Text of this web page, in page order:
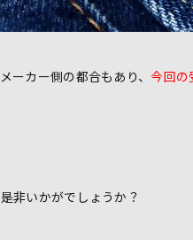
ーカー側の都合もあり、今回の
非いかがでしょうか？